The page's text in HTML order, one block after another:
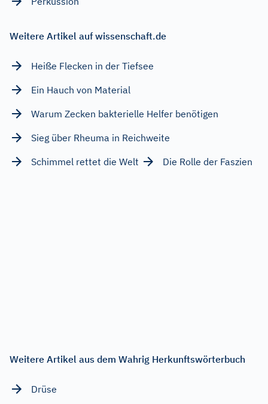
Weitere Artikel auf wissenschaft.de
Heiße Flecken in der Tiefsee
Ein Hauch von Material
Warum Zecken bakterielle Helfer benötigen
Sieg über Rheuma in Reichweite
Schimmel rettet die Welt
Die Rolle der Faszien
Weitere Artikel aus dem Wahrig Herkunftswörterbuch
Drüse